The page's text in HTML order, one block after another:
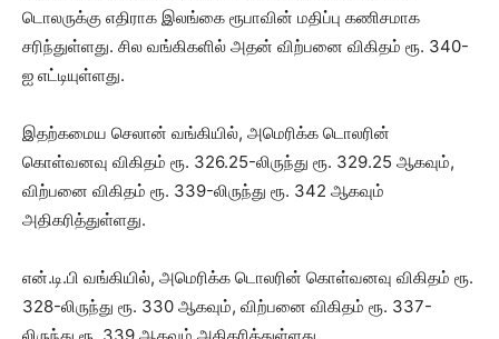
டொலருக்கு எதிராக இலங்கை ரூபாவின் மதிப்பு கணிசமாக
சரிந்துள்ளது. சில வங்கிகளில் அதன் விற்பனை விகிதம் ரூ. 340-
ஐ எட்டியுள்ளது.
இதற்கமைய செலான் வங்கியில், அமெரிக்க டொலரின்
கொள்வனவு விகிதம் ரூ. 326.25-லிருந்து ரூ. 329.25 ஆகவும்,
விற்பனை விகிதம் ரூ. 339-லிருந்து ரூ. 342 ஆகவும்
அதிகரித்துள்ளது.
என்.டி.பி வங்கியில், அமெரிக்க டொலரின் கொள்வனவு விகிதம் ரூ.
328-லிருந்து ரூ. 330 ஆகவும், விற்பனை விகிதம் ரூ. 337-